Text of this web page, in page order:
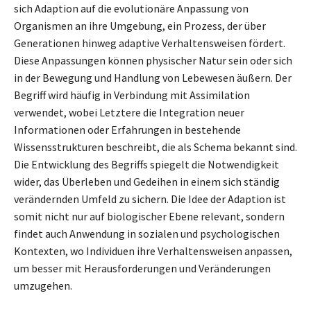
sich Adaption auf die evolutionäre Anpassung von
Organismen an ihre Umgebung, ein Prozess, der über
Generationen hinweg adaptive Verhaltensweisen fördert.
Diese Anpassungen können physischer Natur sein oder sich
in der Bewegung und Handlung von Lebewesen äußern. Der
Begriff wird häufig in Verbindung mit Assimilation
verwendet, wobei Letztere die Integration neuer
Informationen oder Erfahrungen in bestehende
Wissensstrukturen beschreibt, die als Schema bekannt sind.
Die Entwicklung des Begriffs spiegelt die Notwendigkeit
wider, das Überleben und Gedeihen in einem sich ständig
verändernden Umfeld zu sichern. Die Idee der Adaption ist
somit nicht nur auf biologischer Ebene relevant, sondern
findet auch Anwendung in sozialen und psychologischen
Kontexten, wo Individuen ihre Verhaltensweisen anpassen,
um besser mit Herausforderungen und Veränderungen
umzugehen.